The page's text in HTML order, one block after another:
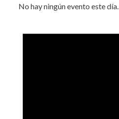
No hay ningún evento este día.